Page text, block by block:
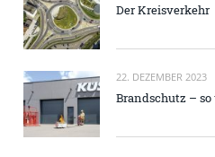
Der Kreisverkehr
22. DEZEMBER 2023
Brandschutz –